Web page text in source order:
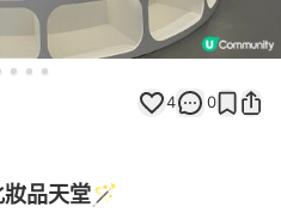
4 0
品天堂🪄